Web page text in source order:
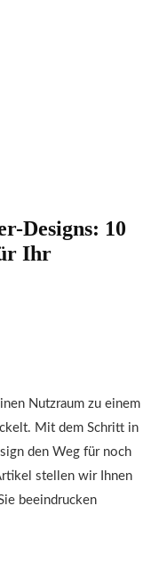
Designs: 10
Ihr
Nutzraum zu einem
Mit dem Schritt in
den Weg für noch
stellen wir Ihnen
beeindrucken